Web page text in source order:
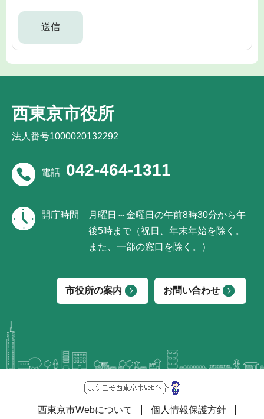
西東京市役所
法人番号1000020132292
電話 042-464-1311
開庁時間
月曜日～金曜日の午前8時30分から午
後5時まで（祝日、年末年始を除く。
また、一部の窓口を除く。）
市役所の案内 お問い合わせ
西東京市Webについて 個人情報保護方針